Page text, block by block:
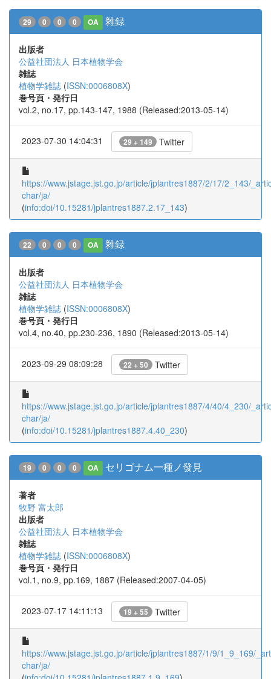
29 0 0 0 OA 雜録
出版者
公益社団法人 日本植物学会
雑誌
植物学雑誌 (ISSN:0006808X)
巻号頁・発行日
vol.2, no.17, pp.143-147, 1988 (Released:2013-05-14)
2023-07-30 14:04:31 29 + 149 Twitter
https://www.jstage.jst.go.jp/article/jplantres1887/2/17/2_143/
char/ja/
(info:doi/10.15281/jplantres1887.2.17_143)
22 0 0 0 OA 雜録
出版者
公益社団法人 日本植物学会
雑誌
植物学雑誌 (ISSN:0006808X)
巻号頁・発行日
vol.4, no.40, pp.230-236, 1890 (Released:2013-05-14)
2023-09-29 08:09:28 22 + 50 Twitter
https://www.jstage.jst.go.jp/article/jplantres1887/4/40/4_230/
char/ja/
(info:doi/10.15281/jplantres1887.4.40_230)
19 0 0 0 OA セリゴナム一種ノ發見
著者
牧野 富太郎
出版者
公益社団法人 日本植物学会
雑誌
植物学雑誌 (ISSN:0006808X)
巻号頁・発行日
vol.1, no.9, pp.169, 1887 (Released:2007-04-05)
2023-07-17 14:11:13 19 + 55 Twitter
https://www.jstage.jst.go.jp/article/jplantres1887/1/9/1_9_169/
char/ja/